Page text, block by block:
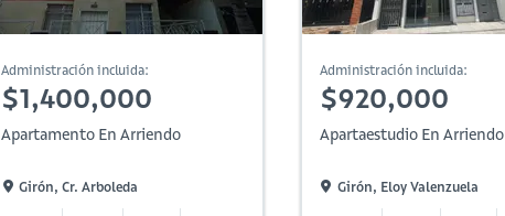
Administración incluida:
$1,400,000
Apartamento En Arriendo
Girón, Cr. Arboleda
Administración incluida:
$920,000
Apartaestudio En Arriendo
Girón, Eloy Valenzuela